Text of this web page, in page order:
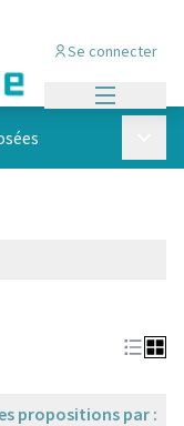
Se connecter
propositions par :